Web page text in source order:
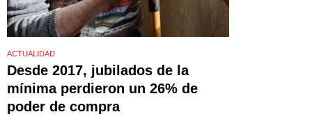
ACTUALIDAD
Desde 2017, jubilados de la
mínima perdieron un 26% de
poder de compra